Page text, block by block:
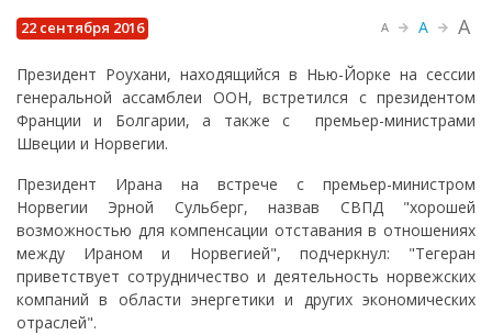
22 сентября 2016 A A A
Президент Роухани, находящийся в Нью-Йорке на сессии
генеральной ассамблеи ООН, встретился с президентом
Франции и Болгарии, а также с премьер-министрами
Швеции и Норвегии.
Президент Ирана на встрече с премьер-министром
Норвегии Эрной Сульберг, назвав СВПД "хорошей
возможностью для компенсации отставания в отношениях
между Ираном и Норвегией", подчеркнул: "Тегеран
приветствует сотрудничество и деятельность норвежских
компаний в области энергетики и других экономических
отраслей".